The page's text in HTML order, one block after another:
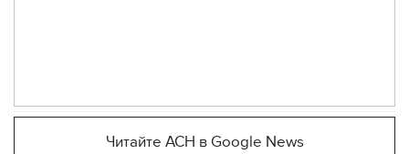
Читайте АСН в Google News